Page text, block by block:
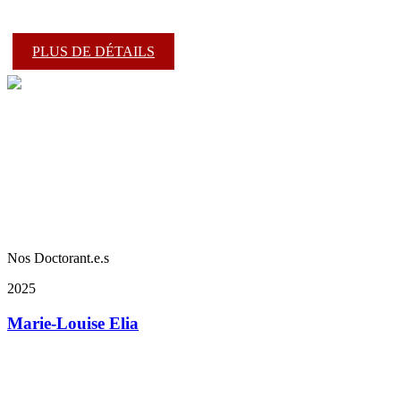
PLUS DE DÉTAILS
Nos Doctorant.e.s
2025
Marie-Louise Elia